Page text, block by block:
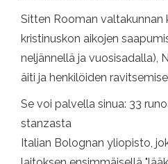
Sitten Rooman valtakunnan
kristinuskon aikojen
neljännellä ja vuosisadalla),
äiti ja henkilöiden
Se voi palvella sinua: 33
stanzasta
Italian Bolognan yliopisto,